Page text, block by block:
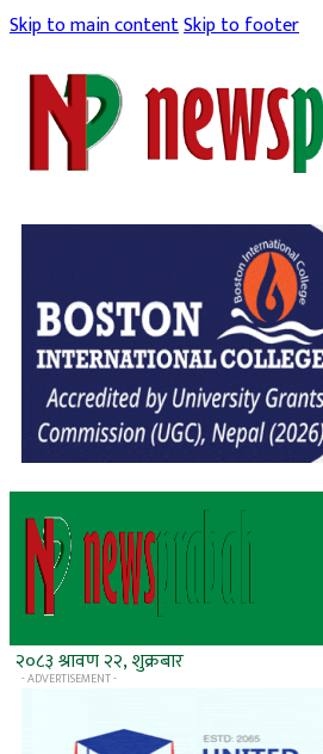
Skip to main contentSkip to footer
२०८३ श्रावण २२, शुक्रबार
- ADVERTISEMENT -